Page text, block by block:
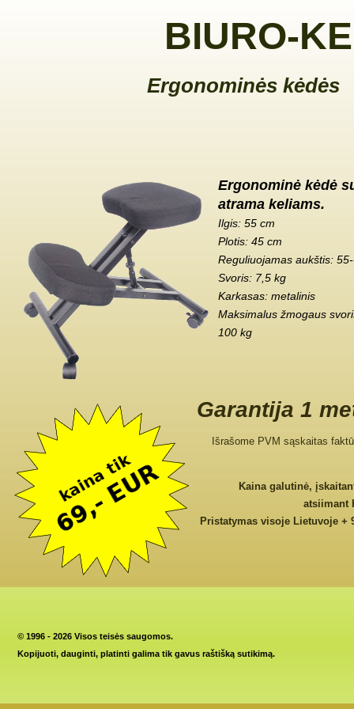
BIURO-
Ergonominės kėdės
Ergonominė kėdė
atrama keliams.
Ilgis: 55 cm
Plotis: 45 cm
Reguliuojamas aukštis:
Svoris: 7,5 kg
Karkasas: metalinis
Maksimalus žmogaus
100 kg
Garantija 1
Išrašome PVM sąskaitas
Kaina galutinė,
atsiimant
Pristatymas visoje Lietuvoje +
© 1996 - 2026 Visos teisės saugomos.
Kopijuoti, dauginti, platinti galima tik gavus raštišką sutikimą.